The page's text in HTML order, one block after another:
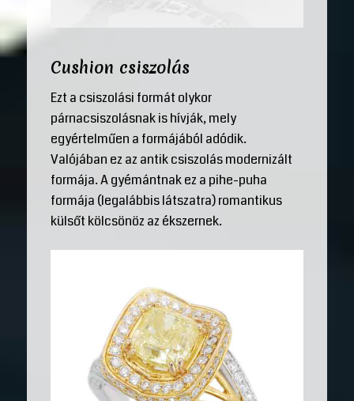
Cushion csiszolás
Ezt a csiszolási formát olykor
párnacsiszolásnak is hívják, mely
egyértelműen a formájából adódik.
Valójában ez az antik csiszolás modernizált
formája. A gyémántnak ez a pihe-puha
formája (legalábbis látszatra) romantikus
külsőt kölcsönöz az ékszernek.